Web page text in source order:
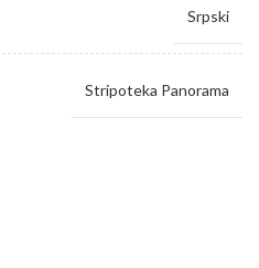
Srpski
Stripoteka Panorama